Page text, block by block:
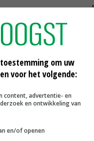
om uw
voor het volgende:
content, advertentie- en
en ontwikkeling van
en/of openen